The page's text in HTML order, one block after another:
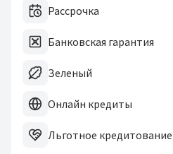
Рассрочка
Банковская гарантия
Зеленый
Онлайн кредиты
Льготное кредитование